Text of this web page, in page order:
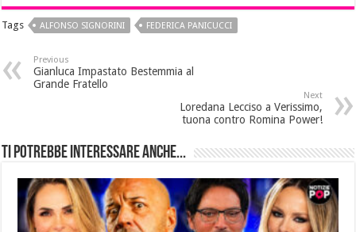
Tags ALFONSO SIGNORINI FEDERICA PANICUCCI
Previous
Gianluca Impastato Bestemmia al
Grande Fratello
Next
Loredana Lecciso a Verissimo,
tuona contro Romina Power!
Ti potrebbe interessare anche...